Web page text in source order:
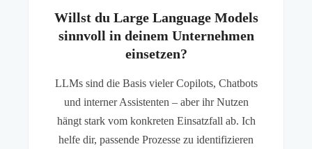
Willst du Large Language Models
sinnvoll in deinem Unternehmen
einsetzen?
LLMs sind die Basis vieler Copilots, Chatbots
und interner Assistenten – aber ihr Nutzen
hängt stark vom konkreten Einsatzfall ab. Ich
helfe dir, passende Prozesse zu identifizieren